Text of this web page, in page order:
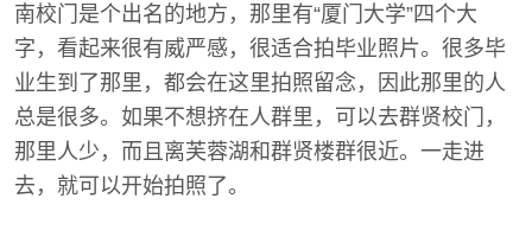
南校门是个出名的地方，那里有“厦门大学”四个大
字，看起来很有威严感，很适合拍毕业照片。很多毕
业生到了那里，都会在这里拍照留念，因此那里的人
总是很多。如果不想挤在人群里，可以去群贤校门，
那里人少，而且离芙蓉湖和群贤楼群很近。一走进
去，就可以开始拍照了。